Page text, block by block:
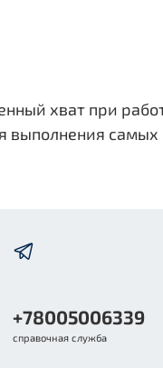
хват при
выполнения самых
+78005006339
справочная служба